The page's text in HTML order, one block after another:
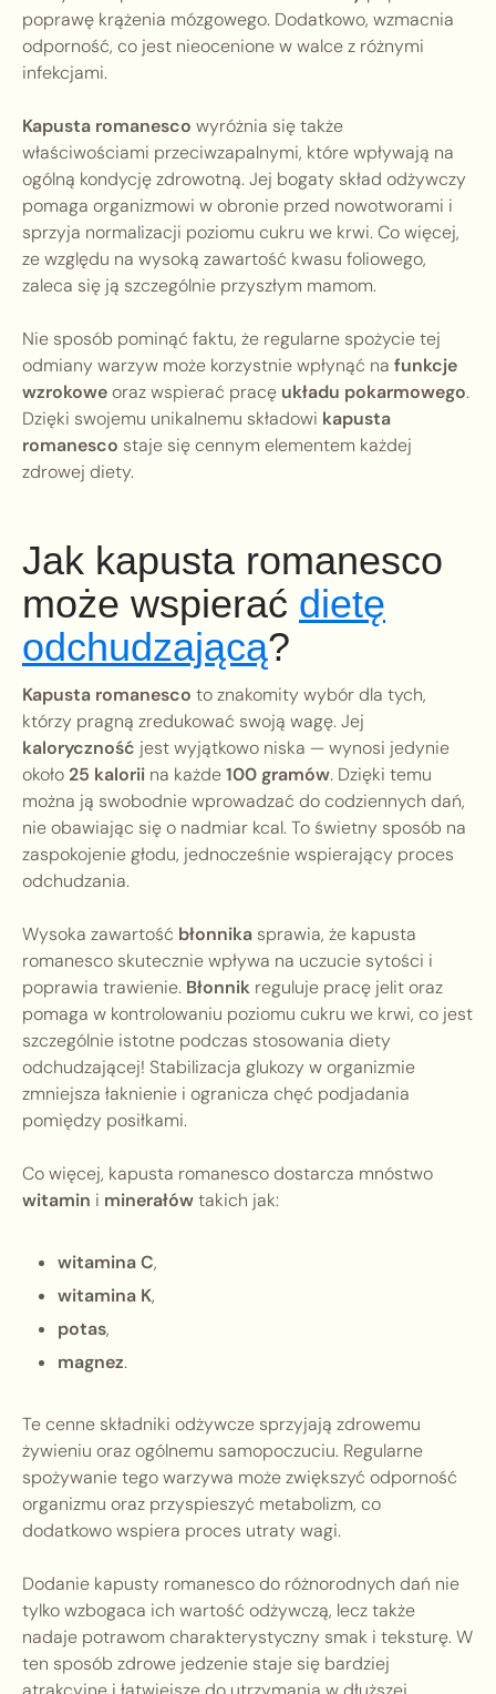
poprawę krążenia mózgowego. Dodatkowo, wzmacnia
odporność, co jest nieocenione w walce z różnymi
infekcjami.
Kapusta romanesco wyróżnia się także
właściwościami przeciwzapalnymi, które wpływają na
ogólną kondycję zdrowotną. Jej bogaty skład odżywczy
pomaga organizmowi w obronie przed nowotworami i
sprzyja normalizacji poziomu cukru we krwi. Co więcej,
ze względu na wysoką zawartość kwasu foliowego,
zaleca się ją szczególnie przyszłym mamom.
Nie sposób pominąć faktu, że regularne spożycie tej
odmiany warzyw może korzystnie wpłynąć na funkcje
wzrokoweoraz wspierać pracę układu pokarmowego.
Dzięki swojemu unikalnemu składowi kapusta
romanesco staje się cennym elementem każdej
zdrowej diety.
Jak kapusta romanesco
może wspierać dietę
odchudzającą?
Kapusta romanesco to znakomity wybór dla tych,
którzy pragną zredukować swoją wagę. Jej
kaloryczność jest wyjątkowo niska — wynosi jedynie
około25 kalorii na każde100 gramów. Dzięki temu
można ją swobodnie wprowadzać do codziennych dań,
nie obawiając się o nadmiar kcal. To świetny sposób na
zaspokojenie głodu, jednocześnie wspierający proces
odchudzania.
Wysoka zawartość błonnika sprawia, że kapusta
romanesco skutecznie wpływa na uczucie sytości i
poprawia trawienie. Błonnik reguluje pracę jelit oraz
pomaga w kontrolowaniu poziomu cukru we krwi, co jest
szczególnie istotne podczas stosowania diety
odchudzającej! Stabilizacja glukozy w organizmie
zmniejsza łaknienie i ogranicza chęć podjadania
pomiędzy posiłkami.
Co więcej, kapusta romanesco dostarcza mnóstwo
witamin i minerałówtakich jak:
witamina C,
witamina K,
potas,
magnez.
Te cenne składniki odżywcze sprzyjają zdrowemu
żywieniu oraz ogólnemu samopoczuciu. Regularne
spożywanie tego warzywa może zwiększyć odporność
organizmu oraz przyspieszyć metabolizm, co
dodatkowo wspiera proces utraty wagi.
Dodanie kapusty romanesco do różnorodnych dań nie
tylko wzbogaca ich wartość odżywczą, lecz także
nadaje potrawom charakterystyczny smak i teksturę. W
ten sposób zdrowe jedzenie staje się bardziej